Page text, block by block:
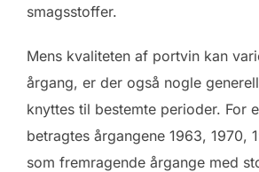
smagsstoffer.
Mens kvaliteten af portvin kan
årgang, er der også nogle
knyttes til bestemte perioder. For
betragtes årgangene 1963, 1970,
som fremragende årgange med